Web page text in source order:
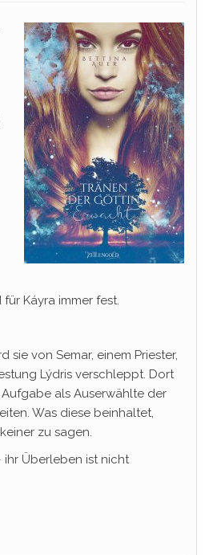
Káyra immer fest.
sie von Semar, einem Priester,
Lýdris verschleppt. Dort
als Auserwählte der
Was diese beinhaltet,
zu sagen.
ihr Überleben ist nicht